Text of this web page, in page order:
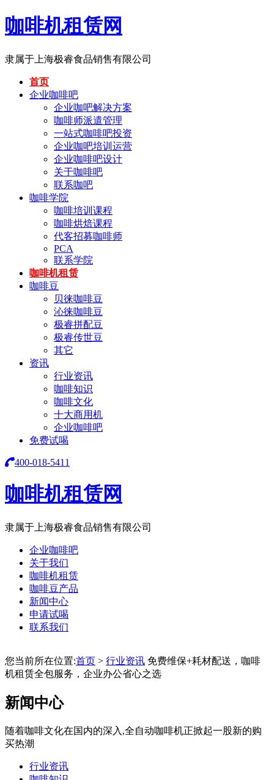
咖啡机租赁网
隶属于上海极睿食品销售有限公司
首页
企业咖啡吧
企业咖吧解决方案
咖啡师派遣管理
一站式咖啡吧投资
企业咖吧培训运营
企业咖啡吧设计
关于咖啡吧
联系咖吧
咖啡学院
咖啡培训课程
咖啡烘焙课程
代客招募咖啡师
PCA
联系学院
咖啡机租赁
咖啡豆
贝徕咖啡豆
沁徕咖啡豆
极睿拼配豆
极睿传世豆
其它
资讯
行业资讯
咖啡知识
咖啡文化
十大商用机
企业咖啡吧
免费试喝
400-018-5411
咖啡机租赁网
隶属于上海极睿食品销售有限公司
企业咖啡吧
关于我们
咖啡机租赁
咖啡豆产品
新闻中心
申请试喝
联系我们
您当前所在位置:首页 > 行业资讯 免费维保+耗材配送，咖啡
机租赁全包服务，企业办公省心之选
新闻中心
随着咖啡文化在国内的深入,全自动咖啡机正掀起一股新的购
买热潮
行业资讯